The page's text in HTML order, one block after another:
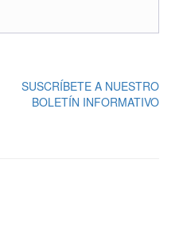
SUSCRÍBETE A NUESTRO
BOLETÍN INFORMATIVO